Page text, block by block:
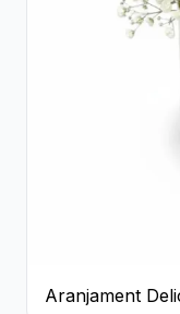
Aranjament